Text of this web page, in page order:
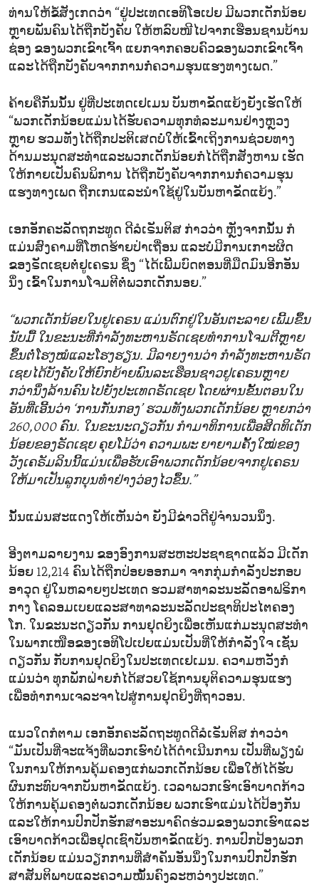
ທ່ານ​ໃຫ້​ຂໍ້​ສັງ​ເກດ​ວ່າ “ຢູ່​ປະ​ເທດເອ​ທິ​ໂອ​ເປຍ ມີ​ພວກ​ເດັກ​ນ້ອຍ​
ຫຼາຍ​ພັນ​ຄົນ​ໄດ້​ຖືກ​ບັງ​ຄັບ​ ໃຫ້​ຫລົບ​ໜີ​ໄປ​ຈາກ​ເຮື​ອນ​ຊານ​ບ້ານ​
ຊ່ອງ​ ຂອງ​ພວກ​ເຂົາ​ເຈົ້າ ແຍກ​ຈາກ​ຄອບ​ຄົວ​ຂອງ​ພວກ​ເຂົາ​ເຈົ້າ
ແລະ​ໄດ້​ຖືກ​ບັງ​ຄັບ​ຈາກ​ການ​ກໍ່​ຄວາມ​ຮຸນ​ແຮງ​ທາງ​ເພດ.”
ຄ້າຍ​ຄື​ກັນ​ນັ້ນ ຢູ່​ທີ່​ປະ​ເທດ​ເຢ​ເມນ ບັນ​ຫາ​ຂັດ​ແຍ້ງຍັງ​ເຮັດ​ໃຫ້
“ພວກ​ເດັກ​ນ້ອຍ​ແມ່ນ​ໄດ້​ຮັບ​ຄວາມ​ທຸກ​ທໍ​ລະ​ມານ​ຢ່າງ​ຫຼວງ​
ຫຼາຍ ຮວມ​ທັງ​ໄດ້​ຖືກ​ປະ​ຕິ​ເສດ​ບໍ່​ໃຫ້​ເຂົ້າ​ເຖິງ​ການ​ຊ່ວຍ​ທາງ​
ດ້ານ​ມະ​ນຸດ​ສະ​ທຳແລະ​ພວກ​ເດັກ​ນ້ອຍ​ກໍ​ໄດ້​ຖືກ​ສັງ​ຫານ ເຮັດ​
ໃຫ້​ກາຍເປັນ​ຄົນ​ພິ​ການ ໄດ້​ຖືກ​ບັງ​ຄັບ​ຈາກ​ກາ​ນ​ກໍ່​ຄວາມ​ຮຸນ​
ແຮງ​ທາງ​ເພດ ຖືກ​ເກນ​ແລະນຳໃຊ້​ຢູ່​ໃນ​ບັນ​ຫາ​ຂັດ​ແຍ້ງ.”
ເອກ​ອັກ​ຄະ​ລັດ​ຖ​ກະ​ທູ​ດ​ ດີ​ລໍ​ເຣັນ​ຕິ​ສ ກ່າວ​ວ່າ ຫຼັງ​ຈາກນັ້ນ ກໍ​
ແມ່ນ​ສົງ​ຄາມ​ທີ່​ໂຫດ​ຮ້າຍ​ປ່າ​ເຖື່ອນ ແລະ​ບໍ່​ມີ​ການ​ເກາະ​ຜິດ ​
ຂອງ​ຣັດ​ເຊຍຕໍ່​ຢູ​ເຄ​ຣນ ຊຶ່ງ “ໄດ້​ເພີ້ມ​ບົດ​ຕອນ​ທີ່​ມືດ​ມົນອີກ​ອັນ​
ນຶ່ງ ເຂົ້າ​ໃນ​ການ​ໂຈມ​ຕີ​ຕໍ່​ພວກ​ເດັກ​ນອຍ.”
“ພວກ​ເດັກ​ນ້ອຍ​ໃນ​ຢູ​ເຄ​ຣນ ແມ່ນ​ຕົກ​ຢູ່​ໃນ​ອັນ​ຕະ​ລາຍ ​ເພີ້ມ​ຂຶ້ນ​
ນັບ​ມື້ ໃນ​ຂະ​ນະ​ທີ່​ກຳ​ລັງ​ທະ​ຫານ​ຣັດ​ເຊຍ​ທຳ​ການ​ໂຈມ​ຕີ​ຫຼາຍ​
ຂຶ້ນ​ຕໍ່​ໂຮງ​ໝໍ​ແລະ​ໂຮງ​ຮຽນ. ມີ​ລາຍ​ງານ​ວ່າ ກຳ​ລັງ​ທະ​ຫານ​ຣັດ​
ເຊຍ​ໄດ້​ບັງ​ຄັບ​ໃຫ້​ຍົກ​ຍ້າຍ​ພົ​ນ​ລະ​ເຮືອນ​ຊາວ​ຢູ​ເຄ​ຣນ​ຫຼາຍ
ກວ່າ​ນຶ່ງ​ລ້ານ​ຄົນ​ໄປ​ຍັງ​ປະ​ເທດ​ຣັດ​ເຊຍ ໂດຍ​ຜ່ານ​ຂັ້ນ​ຕອນ​ໃນ​
ອັນ​ທີ່​ເອີ້ນ​ວ່າ ‘ການ​ກັ່ນ​ກອງ’ ຮວມ​ທັງ​ພວກ​ເດັກ​ນ້ອຍ​ ຫຼາຍກວ່າ
260,000 ຄົນ. ໃນ​ຂະ​ນະ​ດຽວ​ກັນ ກຳ​ມາ​ທິ​ການເພື່ອ​ສິດ​ທິ​ເດັກ​
ນ້ອຍ​ຂອງ​ຣັດ​ເຊຍ ຄຸຍ​ໂມ້​ວ່າ ຄວາມ​ພະ​ ຍາ​ຍາມ​ຄັ້ງ​ໃໝ່​ຂອງ
ວັງ​ເຄ​ຣັມ​ລິນນີ້ແມ່ນ​ເພື່ອ​ຮັບ​ເອົາພວກ​ເດັກ​ນ້ອຍ​ຈາກ​ຢູ​ເຄ​ຣນ​
ໃຫ້ມາ​ເປັນ​ລູກ​ບຸນ​ທຳ​ຢ່າງ​ວ່ອງ​ໄວ​ຂຶ້ນ.”
ນັ້ນ​ແມ່ນ​ສະ​ແດງ​ໃຫ້​ເຫັນ​ວ່າ ຍັງ​ມີ​ຂ່າວ​ດີ​ຢູ່​ຈຳ​ນວນ​ນຶ່ງ.
ອີງ​ຕາມ​ລາຍ​ງານ​ ຂອງ​ອົງ​ການ​ສະ​ຫະ​ປະ​ຊາ​ຊາດ​ແລ້ວ ມີ​ເດັກ​
ນ້ອຍ 12,214 ຄົນໄດ້​ຖືກ​ປ່ອຍ​ອອກ​ມາ​ ຈາກ​ກຸ່ມ​ກຳ​ລັງ​ປະ​ກອບ​
ອາ​ວຸດ ຢູ່​ໃນ​ຫ​ລາຍໆ​ປະ​ເທດ ຮວມສາ​ທາ​ລະ​ນະ​ລັດ​ອາ​ຟ​ຣິ​ກາ​
ກາງ ໂຄ​ລອມ​ເບຍແລະ​ສາ​ທາ​ລະ​ນະ​ລັດ​ປະ​ຊາ​ທິ​ປະ​ໄຕ​ຄອງ​
ໂກ. ໃນ​ຂະ​ນະ​ດຽວ​ກັນ ການ​ຢຸດ​ຍິງ​ເພື່ອເຫັນ​ແກ່ມະ​ນຸດ​ສະ​ທຳ​
ໃນ​ພາກ​ເໜືອ​ຂອງ​ເອ​ທິ​ໂປ​ເປຍແມ່ນ​ເປັນ​ທີ່​ໃຫ້​ກຳ​ລັງ​ໃຈ ເຊັ່ນ​
ດຽວ​ກັນ ກັບ​ການ​ຢຸດຍິງ​ໃນ​ປະ​ເທດ​ເຢ​ເມນ. ຄວາມ​ຫວັງ​ກໍ​
ແມ່ນ​ວ່າ ທຸກ​ພັກ​ຝ່າຍ​ກໍ​ໄດ້​ສວຍ​ໃຊ້​ການ​ຍຸ​ຕິ​ຄວາມ​ຮຸນ​ແຮງ
ເພື່ອ​ທຳ​ການ​ເຈ​ລະ​ຈາ​ໄປ​ສູ່​ການ​ຢຸດ​ຍິງ​ທີ່​ຖາ​ວອນ.
ແນວ​ໃດ​ກໍ​ຕາມ ເອກ​ອັກ​ຄະ​ລັດ​ຖະ​ທູດ​ດີ​ລໍ​ເຣັນ​ຕິ​ສ ກ່າວ​ວ່າ
“ມັນ​ເປັນ​ທີ່​ຈະ​ແຈ້ງ​ທີ່​ພວກ​ເຮົາ​ບໍ່​ໄດ້​ດຳ​ເນີນ​ການ​ ເປັນ​ທີ່​ພຽງ​ພໍ
ໃນ​ການໃຫ້​ການ​ຄຸ້ມ​ຄອງ​ແກ່​ພວກ​ເດັກ​ນ້ອຍ ເພື່ອ​ໃຫ້​ໄດ້​ຮັບ​
ຜົນ​ກະ​ທົບ​ຈາກ​ບັນ​ຫາ​ຂັດ​ແຍ້ງ. ເວ​ລາ​ພວກ​ເຮົາ​ເອົາ​ບາດ​ກ້າວ​
ໃຫ້​ການ​ຄຸ້ມ​ຄອງ​ຕໍ່​ພວກ​ເດັກ​ນ້ອຍ ພວກ​ເຮົາ​ແມ່ນ​ໄດ້​ປ້ອງ​ກັນ
ແລະໃຫ້​ການ​ປົກ​ປັກ​ຮັກ​ສາ​ອະ​ນາ​ຄົດ​ຮ່ວມ​ຂອງ​ພວກ​ເຮົາແລະ​
ເອົາ​ບາດ​ກ້າວ​ເພື່ອ​ຢຸດ​ເຊົາບັນ​ຫາ​ຂັດ​ແຍ້ງ. ການ​ປົກ​ປ້ອງ​ພວກ​
ເດັກ​ນ້ອຍ ​ແມ່ນ​ວຽກ​ການ​ທີ່​ສຳ​ຄັນ​ອັນ​ນຶ່ງໃນ​ການ​ປົກ​ປັກ​ຮັກ​
ສາ​ສັນ​ຕິ​ພາບ​ແລະ​ຄວາມ​ໝັ້ນ​ຄົງ​ລະ​ຫວ່າງ​ປະ​ເທດ.”